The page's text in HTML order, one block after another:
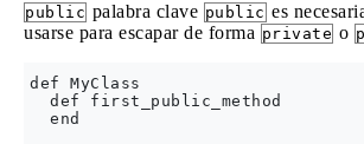
public palabra clave public es
usarse para escapar de forma private o
def MyClass
  def first_public_method
  end